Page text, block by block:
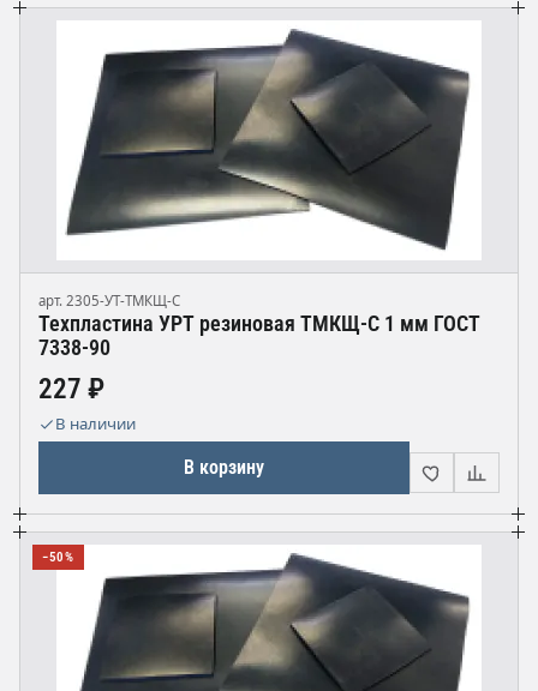
арт. 2305-УТ-ТМКЩ-С
Техпластина УРТ резиновая ТМКЩ-С 1 мм ГОСТ
7338-90
227 ₽
В наличии
В корзину
−50%